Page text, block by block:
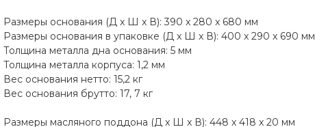
Размеры основания (Д x Ш x В): 390 x 280 x 680 мм
Размеры основания в упаковке (Д x Ш x В): 400 x 290 x 690 мм
Толщина металла дна основания: 5 мм
Толщина металла корпуса: 1,2 мм
Вес основания нетто: 15,2 кг
Вес основания брутто: 17, 7 кг
Размеры масляного поддона (Д x Ш x В): 448 x 418 x 20 мм